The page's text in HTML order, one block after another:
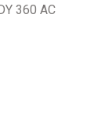
360 AC